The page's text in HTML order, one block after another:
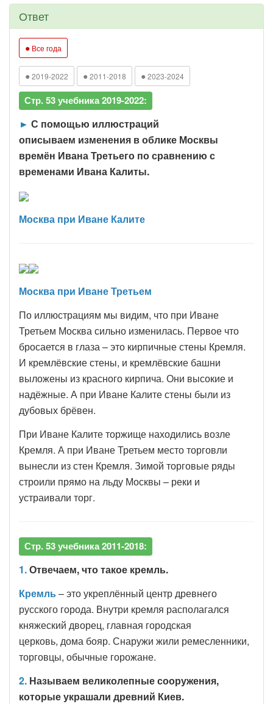
Ответ
● Все года
● 2019-2022 ● 2011-2018 ● 2023-2024
Стр. 53 учебника 2019-2022:
► С помощью иллюстраций
описываем изменения в облике Москвы
времён Ивана Третьего по сравнению с
временами Ивана Калиты.
Москва при Иване Калите
Москва при Иване Третьем
По иллюстрациям мы видим, что при Иване
Третьем Москва сильно изменилась. Первое что
бросается в глаза – это кирпичные стены Кремля.
И кремлёвские стены, и кремлёвские башни
выложены из красного кирпича. Они высокие и
надёжные. А при Иване Калите стены были из
дубовых брёвен.
При Иване Калите торжище находились возле
Кремля. А при Иване Третьем место торговли
вынесли из стен Кремля. Зимой торговые ряды
строили прямо на льду Москвы – реки и
устраивали торг.
Стр. 53 учебника 2011-2018:
1.Отвечаем, что такое кремль.
Кремль– это укреплённый центр древнего
русского города. Внутри кремля располагался
княжеский дворец, главная городская
церковь, дома бояр. Снаружи жили ремесленники,
торговцы, обычные горожане.
2. Называем великолепные сооружения,
которые украшали древний Киев.